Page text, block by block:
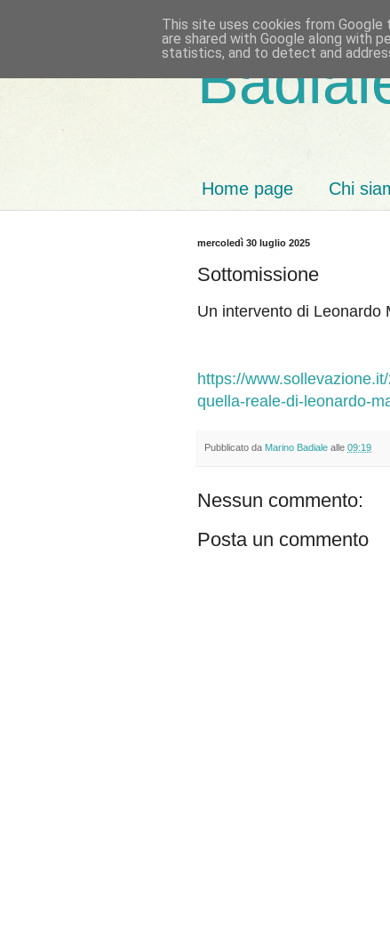
Home page Chi
mercoledì 30 luglio 2025
Sottomissione
Un intervento di Leonardo
https://
quella-reale-di-leonardo-
Pubblicato da Marino Badiale alle 09:19
Nessun commento:
Posta un commento
This site uses cookies from Google
are shared with Google along with
statistics, and to detect and